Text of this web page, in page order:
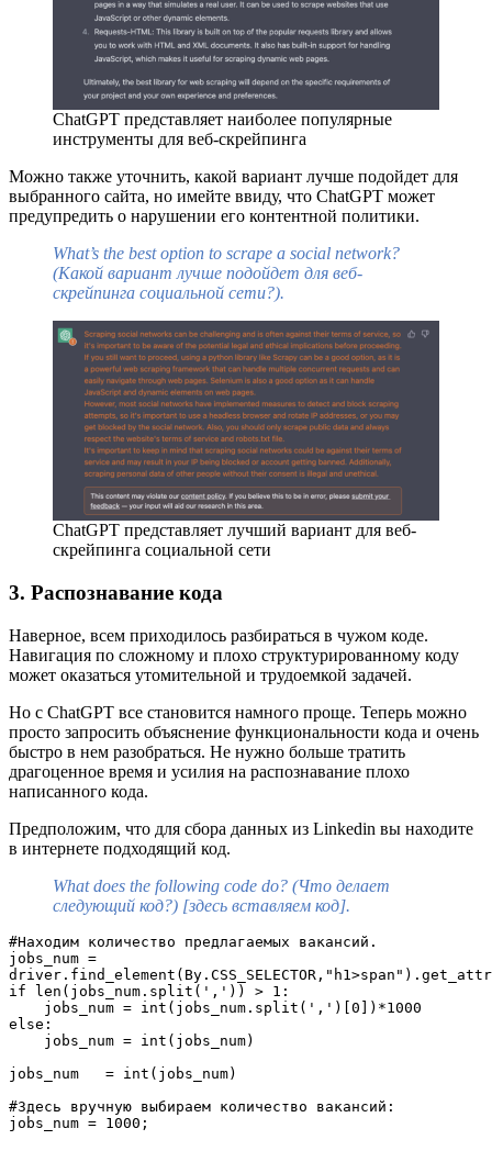
ChatGPT представляет наиболее популярные
инструменты для веб-скрейпинга
Можно также уточнить, какой вариант лучше подойдет для
выбранного сайта, но имейте ввиду, что ChatGPT может
предупредить о нарушении его контентной политики.
What’s the best option to scrape a social network?
(Какой вариант лучше подойдет для веб-
скрейпинга социальной сети?).
ChatGPT представляет лучший вариант для веб-
скрейпинга социальной сети
3. Распознавание кода
Наверное, всем приходилось разбираться в чужом коде.
Навигация по сложному и плохо структурированному коду
может оказаться утомительной и трудоемкой задачей.
Но с ChatGPT все становится намного проще. Теперь можно
просто запросить объяснение функциональности кода и очень
быстро в нем разобраться. Не нужно больше тратить
драгоценное время и усилия на распознавание плохо
написанного кода.
Предположим, что для сбора данных из Linkedin вы находите
в интернете подходящий код.
What does the following code do? (Что делает
следующий код?) [здесь вставляем код].
#Находим количество предлагаемых вакансий.
jobs_num =
if len(jobs_num.split(',')) > 1:
    jobs_num = int(jobs_num.split(',')[0])*1000
else:
    jobs_num = int(jobs_num)
jobs_num   = int(jobs_num)
#Здесь вручную выбираем количество вакансий:
jobs_num = 1000;